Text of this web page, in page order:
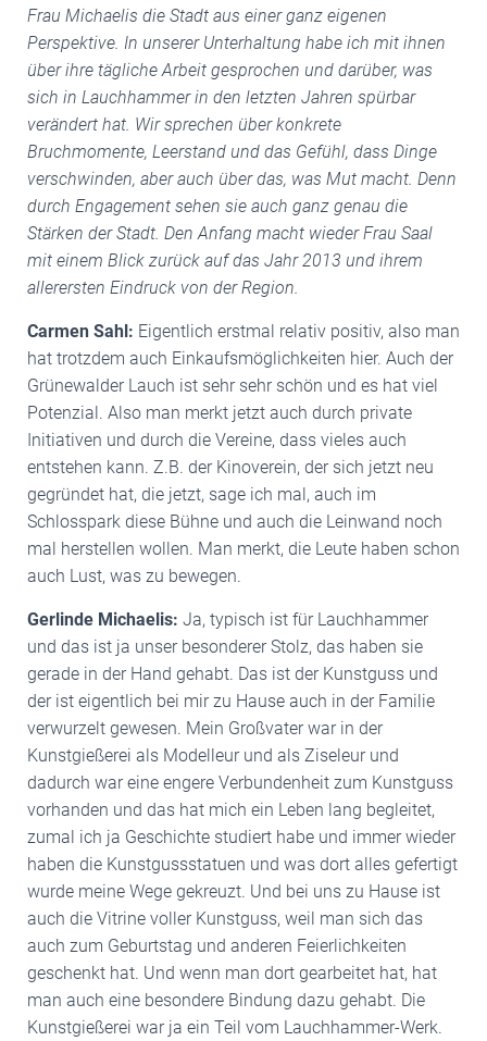
Frau Michaelis die Stadt aus einer ganz eigenen
Perspektive. In unserer Unterhaltung habe ich mit ihnen
über ihre tägliche Arbeit gesprochen und darüber, was
sich in Lauchhammer in den letzten Jahren spürbar
verändert hat. Wir sprechen über konkrete
Bruchmomente, Leerstand und das Gefühl, dass Dinge
verschwinden, aber auch über das, was Mut macht. Denn
durch Engagement sehen sie auch ganz genau die
Stärken der Stadt. Den Anfang macht wieder Frau Saal
mit einem Blick zurück auf das Jahr 2013 und ihrem
allerersten Eindruck von der Region.
Carmen Sahl: Eigentlich erstmal relativ positiv, also man
hat trotzdem auch Einkaufsmöglichkeiten hier. Auch der
Grünewalder Lauch ist sehr sehr schön und es hat viel
Potenzial. Also man merkt jetzt auch durch private
Initiativen und durch die Vereine, dass vieles auch
entstehen kann. Z.B. der Kinoverein, der sich jetzt neu
gegründet hat, die jetzt, sage ich mal, auch im
Schlosspark diese Bühne und auch die Leinwand noch
mal herstellen wollen. Man merkt, die Leute haben schon
auch Lust, was zu bewegen.
Gerlinde Michaelis: Ja, typisch ist für Lauchhammer
und das ist ja unser besonderer Stolz, das haben sie
gerade in der Hand gehabt. Das ist der Kunstguss und
der ist eigentlich bei mir zu Hause auch in der Familie
verwurzelt gewesen. Mein Großvater war in der
Kunstgießerei als Modelleur und als Ziseleur und
dadurch war eine engere Verbundenheit zum Kunstguss
vorhanden und das hat mich ein Leben lang begleitet,
zumal ich ja Geschichte studiert habe und immer wieder
haben die Kunstgussstatuen und was dort alles gefertigt
wurde meine Wege gekreuzt. Und bei uns zu Hause ist
auch die Vitrine voller Kunstguss, weil man sich das
auch zum Geburtstag und anderen Feierlichkeiten
geschenkt hat. Und wenn man dort gearbeitet hat, hat
man auch eine besondere Bindung dazu gehabt. Die
Kunstgießerei war ja ein Teil vom Lauchhammer-Werk.